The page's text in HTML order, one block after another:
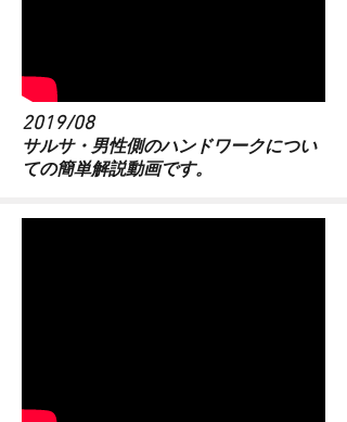
2019/08
​サルサ・男性側のハンドワークについ
ての簡単解説動画です。